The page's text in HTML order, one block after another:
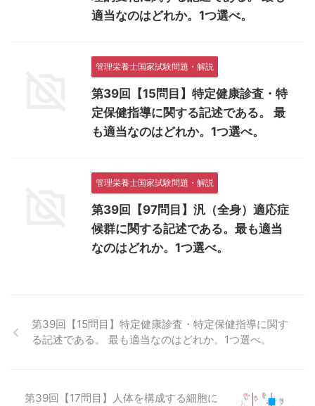
適当なのはどれか。1つ選べ。
管理栄養士国家試験問題・解説
第39回【15問目】特定健康診査・特
定保健指導に関する記述である。 最
も適当なのはどれか。1つ選べ。
管理栄養士国家試験問題・解説
第39回【97問目】汎（全身）適応症
候群に関する記述である。最も適当
なのはどれか。1つ選べ。
第39回【15問目】特定健康診査・特定保健指導に関す
る記述である。 最も適当なのはどれか。1つ選べ。
第39回【17問目】人体を構成する細胞に